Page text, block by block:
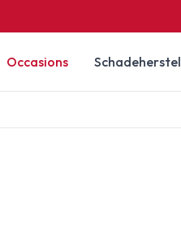
Occasions Schadeherstel